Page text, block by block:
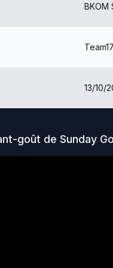
BKOM
Team17
13/10/
goût de Sunday